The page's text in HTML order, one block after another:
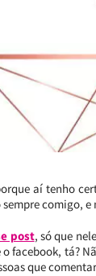
aí tenho
sempre comigo,
post, só que
facebook, tá?
que